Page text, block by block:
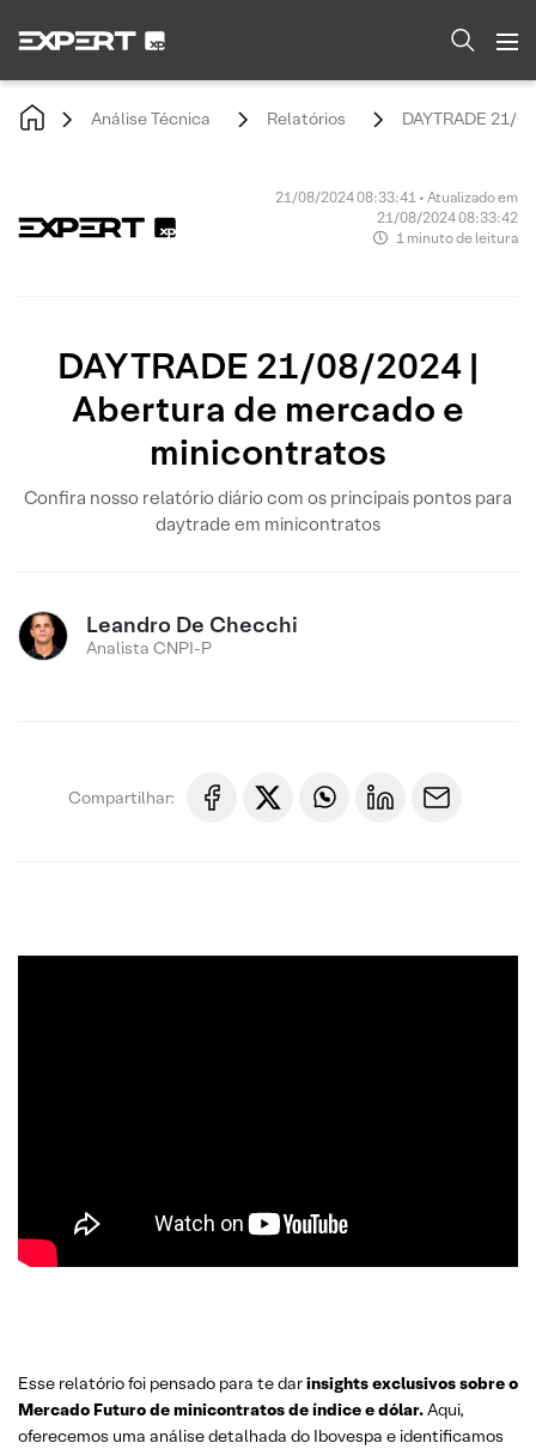
Análise Técnica Relatórios DAYTRADE 21/
21/08/2024 08:33:41 • Atualizado em
21/08/2024 08:33:42
1 minuto de leitura
DAYTRADE 21/08/2024 |
Abertura de mercado e
minicontratos
Confira nosso relatório diário com os principais pontos para
daytrade em minicontratos
Leandro De Checchi
Analista CNPI-P
Compartilhar:
Esse relatório foi pensado para te darinsights exclusivos sobre o
Mercado Futurode minicontratos de índice e dólar.Aqui,
oferecemos uma análise detalhada do Ibovespa e identificamos